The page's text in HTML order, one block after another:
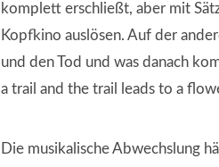
komplett erschließt, aber mit
Kopfkino auslösen. Auf der
und den Tod und was danach
a trail and the trail leads to a
Die musikalische Abwechslung